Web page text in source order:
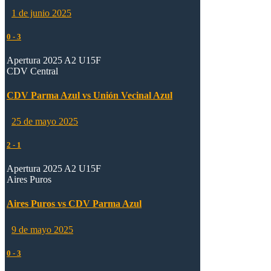
1 de junio 2025
0 - 3
Apertura 2025 A2 U15F
CDV Central
CDV Parma Azul vs Unión Vecinal Azul
25 de mayo 2025
2 - 1
Apertura 2025 A2 U15F
Aires Puros
Aires Puros vs CDV Parma Azul
9 de mayo 2025
0 - 3